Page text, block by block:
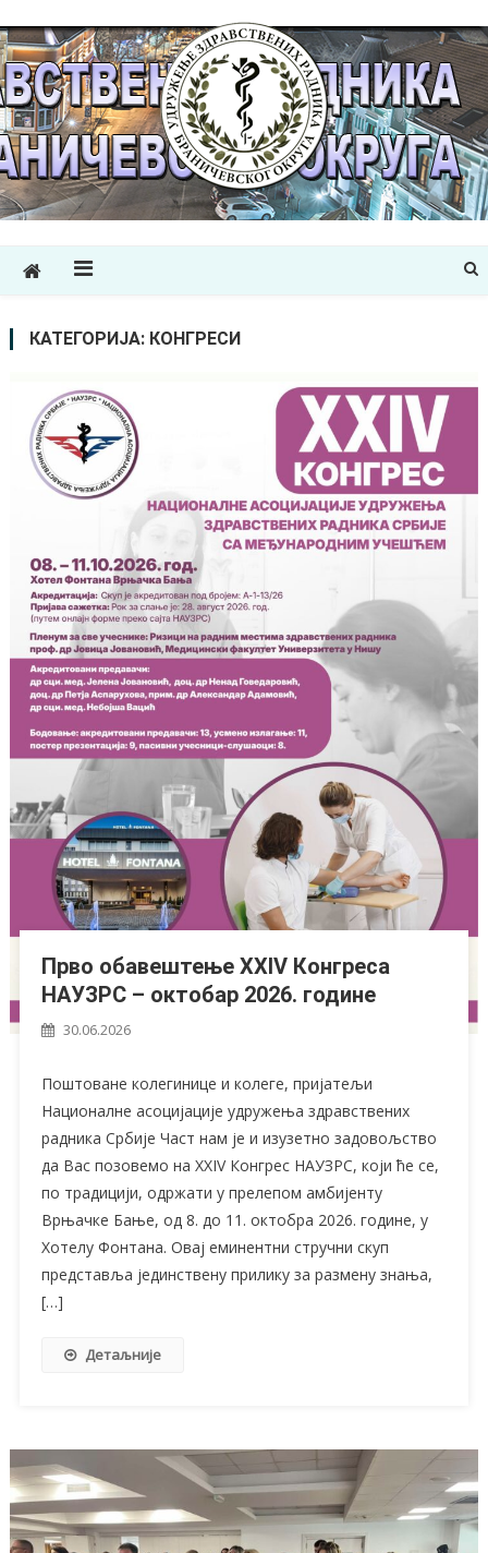
УЗРБРО
Удружење здравствених радника Браничевског округа
КАТЕГОРИЈА: КОНГРЕСИ
Прво обавештење XXIV Конгреса
НАУЗРС – октобар 2026. године
30.06.2026
Поштоване колегинице и колеге, пријатељи
Националне асоцијације удружења здравствених
радника Србије Част нам је и изузетно задовољство
да Вас позовемо на XXIV Конгрес НАУЗРС, који ће се,
по традицији, одржати у прелепом амбијенту
Врњачке Бање, од 8. до 11. октобра 2026. године, у
Хотелу Фонтана. Овај еминентни стручни скуп
представља јединствену прилику за размену знања,
[…]
Детаљније